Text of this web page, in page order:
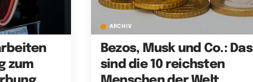
zum
ARCHIV
Bezos, Musk und Co.: Das
sind die 10 reichsten